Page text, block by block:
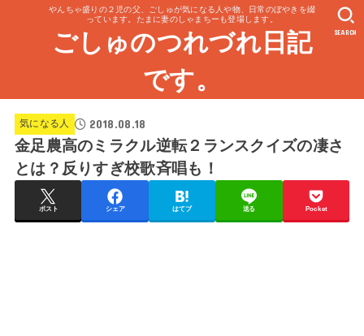
やんちゃ盛りの２児の父、ごしゅが気になる人や物、日常のぼやきを綴
っています。たまに妻のしゃまちーも登場します。
ごしゅのつれづれ日記
です。
SEARCH
気になる人 2018.08.18
金足農高のミラクル逆転２ランスクイズの凄さ
とは？反りすぎ校歌斉唱も！
ポスト シェア はてブ 送る Pocket